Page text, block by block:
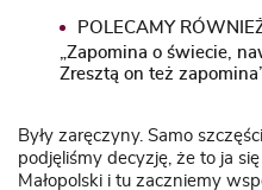
POLECAMY
„Zapomina o świecie,
Zresztą on też
Były zaręczyny. Samo
podjęliśmy decyzję, że to ja
Małopolski i tu zaczniemy